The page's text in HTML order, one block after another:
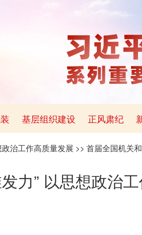
基层组织建设 正风肃纪
治工作高质量发展 >> 首届全国机关
力” 以思想政治